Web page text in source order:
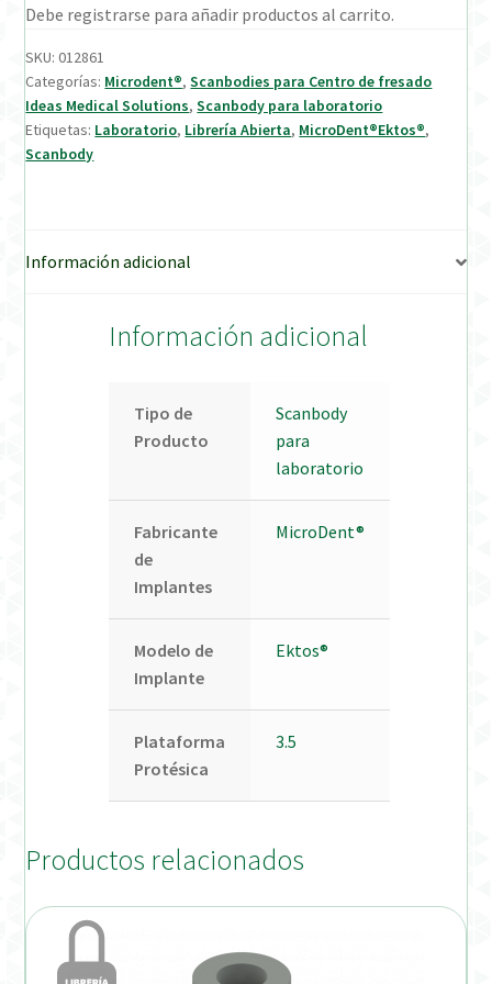
Verification Required
Welcome to DELTA Abutments | Tienda Online!
Debe registrarse para añadir productos al carrito.
SKU:012861
Categorías: Microdent®,Scanbodies para Centro de fresado
Ideas Medical Solutions,Scanbody para laboratorio
Etiquetas: Laboratorio, Librería Abierta, MicroDent®Ektos®,
Scanbody
Información adicional
Información adicional
Tipo de
Producto
Scanbody
para
laboratorio
Fabricante
de
Implantes
MicroDent®
Modelo de
Implante
Ektos®
Plataforma
Protésica
3.5
Productos relacionados